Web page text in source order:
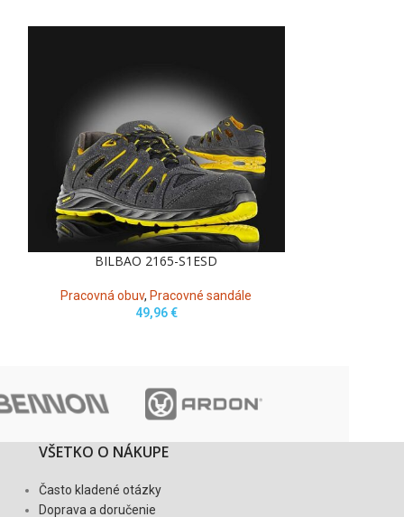
BILBAO 2165-S1ESD
Pracovná obuv, Pracovné sandále
49,96€
VŠETKO O NÁKUPE
Často kladené otázky
Doprava a doručenie